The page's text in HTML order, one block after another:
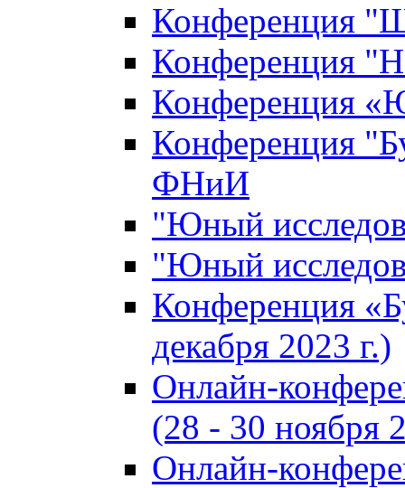
Конференция
Конференция
Конференция
Конференция
ФНиИ
"Юный
"Юный
Конференция
декабря 2023 г.)
Онлайн-
(28 - 30 ноября
Онлайн-